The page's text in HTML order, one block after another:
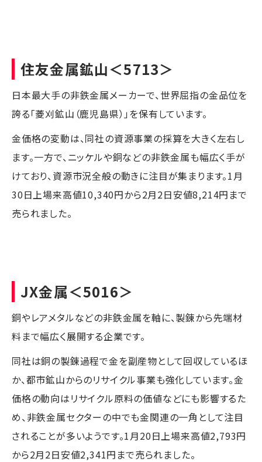
住友金属鉱山＜5713＞
日本最大手の非鉄金属メーカーで、世界屈指の金品位を
誇る「菱刈鉱山（鹿児島県）」を保有しています。
金価格の変動は、同社の資源事業の採算を大きく左右し
ます。一方で、ニッケルや銅などの非鉄金属も幅広く手が
けており、資源市況全般の動きに注目が集まります。1月
30日上場来高値10,340円から2月2日安値8,214円まで
売られました。
JX金属＜5016＞
銅やレアメタルなどの非鉄金属を軸に、製錬から先端材
料まで幅広く展開する企業です。
同社は銅の製錬過程で金を副産物として回収しているほ
か、都市鉱山からのリサイクル事業も強化しています。金
価格の動向はリサイクル原料の価値などにも影響するた
め、非鉄金属セクターの中でも金関連の一角として注目
されることが多いようです。1月20日上場来高値2,793円
から2月2日安値2,341円まで売られました。